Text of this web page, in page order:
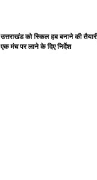
उत्तराखंड को स्किल हब बनाने की
एक मंच पर लाने के दिए निर्देश